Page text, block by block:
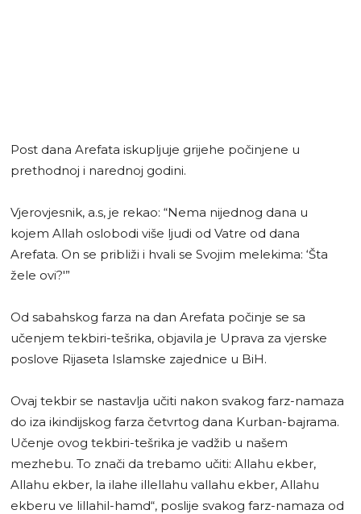
Post dana Arefata iskupljuje grijehe počinjene u
prethodnoj i narednoj godini.
Vjerovjesnik, a.s, je rekao: “Nema nijednog dana u
kojem Allah oslobodi više ljudi od Vatre od dana
Arefata. On se približi i hvali se Svojim melekima: ‘Šta
žele ovi?'”
Od sabahskog farza na dan Arefata počinje se sa
učenjem tekbiri-tešrika, objavila je Uprava za vjerske
poslove Rijaseta Islamske zajednice u BiH.
Ovaj tekbir se nastavlja učiti nakon svakog farz-namaza
do iza ikindijskog farza četvrtog dana Kurban-bajrama.
Učenje ovog tekbiri-tešrika je vadžib u našem
mezhebu. To znači da trebamo učiti: Allahu ekber,
Allahu ekber, la ilahe illellahu vallahu ekber, Allahu
ekberu ve lillahil-hamd“, poslije svakog farz-namaza od